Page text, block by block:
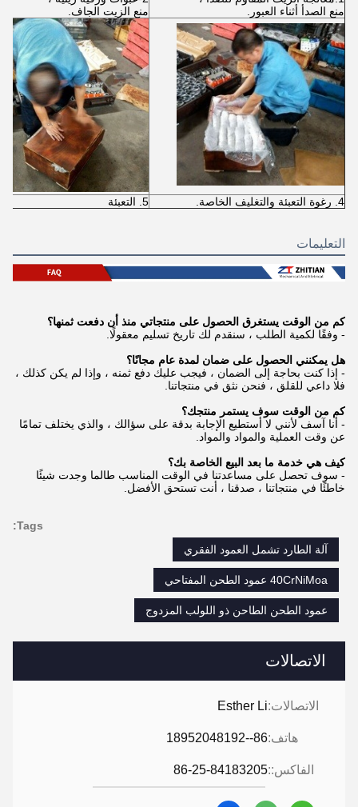
الاتصالات
الاتصالات:Esther Li
هاتف:86--18952048192
الفاكس::86-25-84183205
منع الصدأ أثناء العبور.
منع الزيت الجاف.
4. رغوة التعبئة والتغليف الخاصة. 5. التعبئة
التعليمات
كم من الوقت يستغرق الحصول على منتجاتي منذ أن دفعت ثمنها؟
- وفقًا لكمية الطلب ، سنقدم لك تاريخ تسليم معقولًا.
هل يمكنني الحصول على ضمان لمدة عام مجانًا؟
- إذا كنت بحاجة إلى الضمان ، فيجب عليك دفع ثمنه ، وإذا لم يكن كذلك ،
فلا داعي للقلق ، فنحن نثق في منتجاتنا.
كم من الوقت سوف يستمر منتجك؟
- أنا آسف لأنني لا أستطيع الإجابة بدقة على سؤالك ، والذي يختلف تمامًا
عن وقت العملية والمواد والمواد.
كيف هي خدمة ما بعد البيع الخاصة بك؟
- سوف تحصل على مساعدتنا في الوقت المناسب طالما وجدت شيئًا
خاطئًا في منتجاتنا ، صدقنا ، أنت تستحق الأفضل.
Tags:
آلة الطارد تشمل العمود الفقري
40CrNiMoa عمود الطحن المفتاحي
عمود الطحن الطاحن ذو اللولب المزدوج